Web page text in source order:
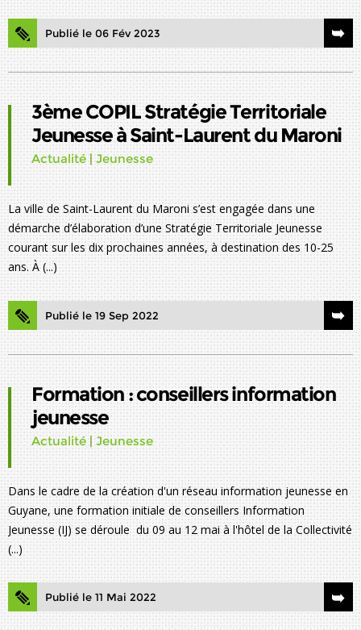
Publié le 06 Fév 2023
3ème COPIL Stratégie Territoriale
Jeunesse à Saint-Laurent du Maroni
Actualité | Jeunesse
La ville de Saint-Laurent du Maroni s’est engagée dans une
démarche d’élaboration d’une Stratégie Territoriale Jeunesse
courant sur les dix prochaines années, à destination des 10-25
ans. À (...)
Publié le 19 Sep 2022
Formation : conseillers information
jeunesse
Actualité | Jeunesse
Dans le cadre de la création d'un réseau information jeunesse en
Guyane, une formation initiale de conseillers Information
Jeunesse (IJ) se déroule du 09 au 12 mai à l'hôtel de la Collectivité
(...)
Publié le 11 Mai 2022